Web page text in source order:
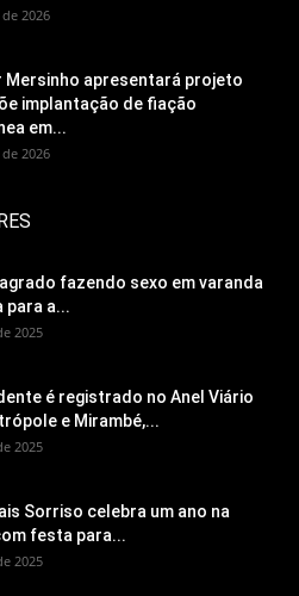
2026
Mersinho apresentará projeto
implantação de fiação
em...
2026
fazendo sexo em varanda
para a...
2025
é registrado no Anel Viário
e Mirambé,...
2025
Sorriso celebra um ano na
festa para...
2025